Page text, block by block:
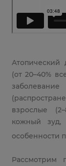
Атопический̆
(от 20–40%
взрослые
кожный зуд,
особенности
Рассмотрим